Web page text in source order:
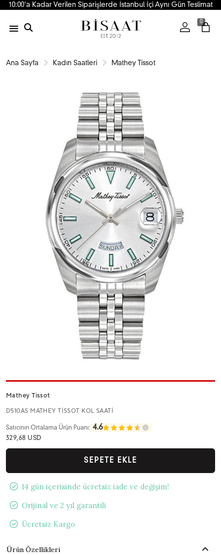
10:00'a Kadar Verilen Siparişlerde İstanbul İçi Aynı Gün Teslimat
0
Ana Sayfa Kadın Saatleri Mathey Tissot
Mathey Tissot
D510AS MATHEY TİSSOT KOL SAATİ
Satıcının Ortalama Ürün Puanı: 4.6
329,68 USD
SEPETE EKLE
14 gün içerisinde ücretsiz iade ve değişim!
Orijinal ve 2 yıl garantili
Ücretsiz Kargo
Ürün Özellikleri